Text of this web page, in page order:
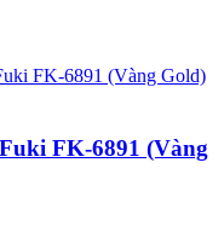
FK-6891 (Vàng